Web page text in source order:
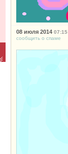
08 июля 2014 07:15
сообщить о спаме